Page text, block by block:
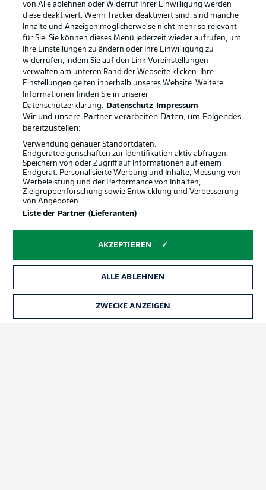
Rechtliche Hinweise Voreinstellungen verwalten
Datenschutz Nutzungsbedingungen
Kontakt
Liveticker
AGB
von Alle ablehnen oder Widerruf Ihrer Einwilligung werden
diese deaktiviert. Wenn Tracker deaktiviert sind, sind manche
Inhalte und Anzeigen möglicherweise nicht mehr so relevant
für Sie. Sie können dieses Menü jederzeit wieder aufrufen, um
Ihre Einstellungen zu ändern oder Ihre Einwilligung zu
widerrufen, indem Sie auf den Link Voreinstellungen
verwalten am unteren Rand der Webseite klicken. Ihre
Einstellungen gelten innerhalb unseres Website. Weitere
Informationen finden Sie in unserer
Datenschutzerklärung.
Datenschutz Impressum
Wir und unsere Partner verarbeiten Daten, um Folgendes
bereitzustellen:
Verwendung genauer Standortdaten.
Endgeräteeigenschaften zur Identifikation aktiv abfragen.
Speichern von oder Zugriff auf Informationen auf einem
Endgerät. Personalisierte Werbung und Inhalte, Messung von
Werbeleistung und der Performance von Inhalten,
Zielgruppenforschung sowie Entwicklung und Verbesserung
von Angeboten.
Liste der Partner (Lieferanten)
AKZEPTIEREN
ALLE ABLEHNEN
ZWECKE ANZEIGEN